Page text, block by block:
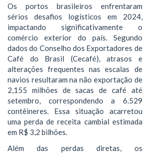
Os portos brasileiros enfrentaram
sérios desafios logísticos em 2024,
impactando significativamente o
comércio exterior do país. Segundo
dados do Conselho dos Exportadores de
Café do Brasil (Cecafé), atrasos e
alterações frequentes nas escalas de
navios resultaram na não exportação de
2,155 milhões de sacas de café até
setembro, correspondendo a 6.529
contêineres. Essa situação acarretou
uma perda de receita cambial estimada
em R$ 3,2 bilhões.
Além das perdas diretas, os